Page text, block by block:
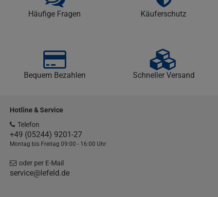
Häufige Fragen Käuferschutz
Bequem Bezahlen Schneller Versand
Hotline & Service
Telefon
+49 (05244) 9201-27
Montag bis Freitag 09:00 - 16:00 Uhr
oder per E-Mail
service@lefeld.de